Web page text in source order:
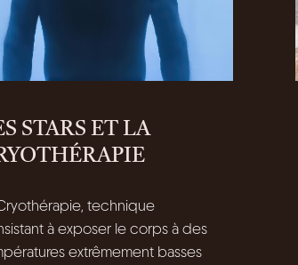
STARS ET LA
technique
à exposer le corps à des
extrêmement basses